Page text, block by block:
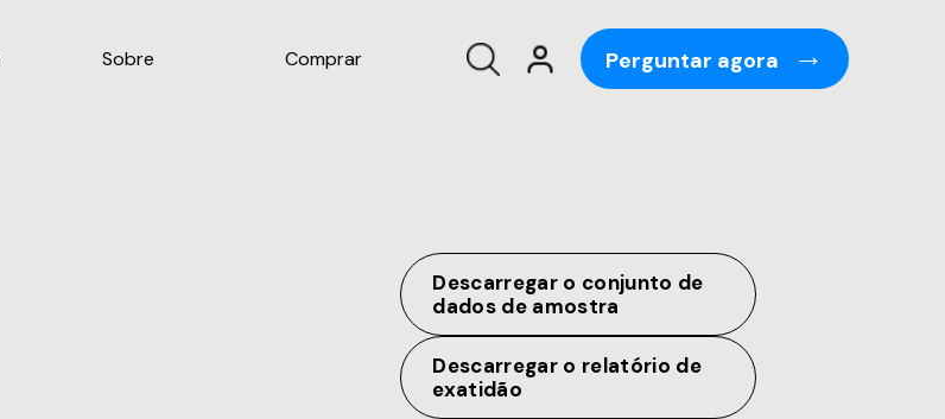
Sobre Comprar Perguntar agora
Descarregar o conjunto de
dados de amostra
Descarregar o relatório de
exatidão